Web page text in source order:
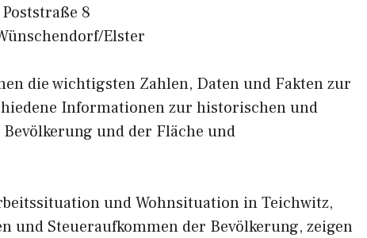
Poststraße 8
Elster
die wichtigsten Zahlen, Daten und Fakten zur
Informationen zur historischen und
und der Fläche und
und Wohnsituation in Teichwitz,
und Steueraufkommen der Bevölkerung, zeigen